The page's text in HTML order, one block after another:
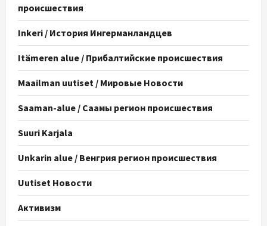
происшествия
Inkeri / История Ингерманландцев
Itämeren alue / Прибалтийские происшествия
Maailman uutiset / Мировые Новости
Saaman-alue / Саамы регион происшествия
Suuri Karjala
Unkarin alue / Венгрия регион происшествия
Uutiset Новости
Активизм